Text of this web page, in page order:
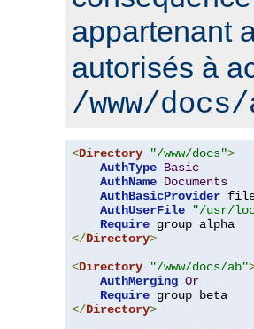
appartenant
autorisés à
/www/docs/
<Directory "/www/docs">
AuthType Basic
AuthName Documents
AuthBasicProvider
AuthUserFile
"/usr/
Require
</Directory>
<Directory "/www/docs/ab"
AuthMerging Or
Require
</Directory>